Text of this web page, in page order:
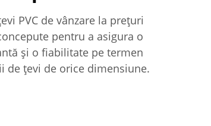
PVC de vânzare la prețuri
pentru a asigura o
și o fiabilitate pe termen
de țevi de orice dimensiune.